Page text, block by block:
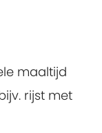
maaltijd
rijst met